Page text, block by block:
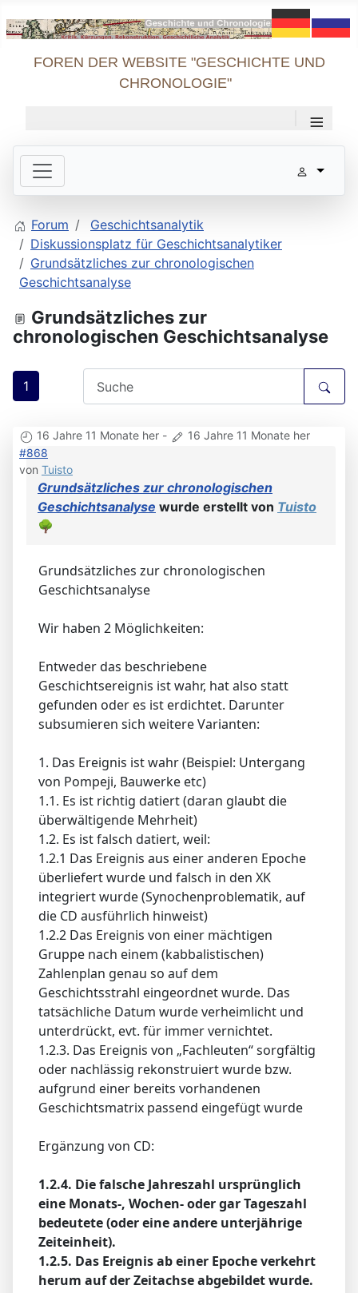
FOREN DER WEBSITE "GESCHICHTE UND
CHRONOLOGIE"
≡
Forum
Geschichtsanalytik
Diskussionsplatz für Geschichtsanalytiker
Grundsätzliches zur chronologischen
Geschichtsanalyse
Grundsätzliches zur
chronologischen Geschichtsanalyse
1
16 Jahre 11 Monate her -
16 Jahre 11 Monate her
#868
von Tuisto
Grundsätzliches zur chronologischen
Geschichtsanalyse wurde erstellt von Tuisto
🌳
Grundsätzliches zur chronologischen
Geschichtsanalyse
Wir haben 2 Möglichkeiten:
Entweder das beschriebene
Geschichtsereignis ist wahr, hat also statt
gefunden oder es ist erdichtet. Darunter
subsumieren sich weitere Varianten:
1. Das Ereignis ist wahr (Beispiel: Untergang
von Pompeji, Bauwerke etc)
1.1. Es ist richtig datiert (daran glaubt die
überwältigende Mehrheit)
1.2. Es ist falsch datiert, weil:
1.2.1 Das Ereignis aus einer anderen Epoche
überliefert wurde und falsch in den XK
integriert wurde (Synochenproblematik, auf
die CD ausführlich hinweist)
1.2.2 Das Ereignis von einer mächtigen
Gruppe nach einem (kabbalistischen)
Zahlenplan genau so auf dem
Geschichtsstrahl eingeordnet wurde. Das
tatsächliche Datum wurde verheimlicht und
unterdrückt, evt. für immer vernichtet.
1.2.3. Das Ereignis von „Fachleuten“ sorgfältig
oder nachlässig rekonstruiert wurde bzw.
aufgrund einer bereits vorhandenen
Geschichtsmatrix passend eingefügt wurde
Ergänzung von CD:
1.2.4. Die falsche Jahreszahl ursprünglich
eine Monats-, Wochen- oder gar Tageszahl
bedeutete (oder eine andere unterjährige
Zeiteinheit).
1.2.5. Das Ereignis ab einer Epoche verkehrt
herum auf der Zeitachse abgebildet wurde.